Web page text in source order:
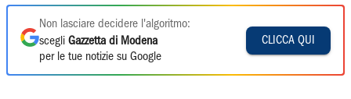
Non lasciare decidere l'algoritmo:
scegli Gazzetta di Modena
per le tue notizie su Google
CLICCA QUI